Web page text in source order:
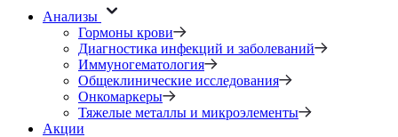
Анализы
Гормоны крови
Диагностика инфекций и заболеваний
Иммуногематология
Общеклинические исследования
Онкомаркеры
Тяжелые металлы и микроэлементы
Акции